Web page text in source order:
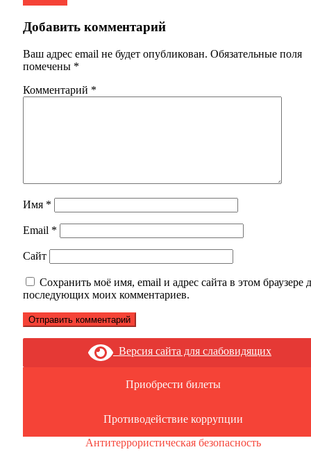
Добавить комментарий
Ваш адрес email не будет опубликован. Обязательные поля
помечены *
Комментарий *
Имя *
Email *
Сайт
Сохранить моё имя, email и адрес сайта в этом браузере
последующих моих комментариев.
Версия сайта для слабовидящих
Приобрести билеты
Противодействие коррупции
Антитеррористическая безопасность